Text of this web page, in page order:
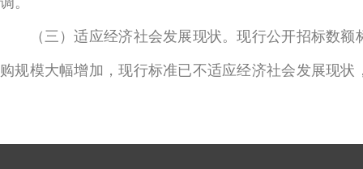
（三）适应经济社会发展现状。现行公开招标数额
购规模大幅增加，现行标准已不适应经济社会发展现状